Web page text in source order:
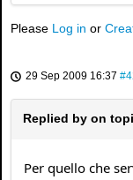
Please Log in or
29 Sep 2009 16:37
Replied by on
Per quello che